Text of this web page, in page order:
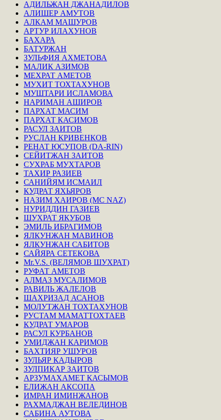
АДИЛЬЖАН ДЖАНАДИЛОВ
АЛИШЕР АМУТОВ
АЛКАМ МАШУРОВ
АРТУР ИЛАХУНОВ
БАХАРА
БАТУРЖАН
ЗУЛЬФИЯ АХМЕТОВА
МАЛИК АЗИМОВ
МЕХРАТ АМЕТОВ
МУХИТ ТОХТАХУНОВ
МУШТАРИ ИСЛАМОВА
НАРИМАН АШИРОВ
ПАРХАТ МАСИМ
ПАРХАТ КАСИМОВ
РАСУЛ ЗАИТОВ
РУСЛАН КРИВЕНКОВ
РЕНАТ ЮСУПОВ (DA-RIN)
СЕЙИТЖАН ЗАИТОВ
СУХРАБ МУХТАРОВ
ТАХИР РАЗИЕВ
САНИЙЯМ ИСМАИЛ
КУДРАТ ЯХЬЯРОВ
НАЗИМ ХАИРОВ (MC NAZ)
НУРИДДИН ГАЗИЕВ
ШУХРАТ ЯКУБОВ
ЭМИЛЬ ИБРАГИМОВ
ЯЛКУНЖАН МАВИНОВ
ЯЛКУНЖАН САБИТОВ
САЙЯРА СЕТЕКОВА
Mr.V.S. (ВЕЛЯМОВ ШУХРАТ)
РУФАТ АМЕТОВ
АЛМАЗ МУСАЛИМОВ
РАВИЛЬ ЖАЛЕЛОВ
ШАХРИЗАД АСАНОВ
МОЛУТЖАН ТОХТАХУНОВ
РУСТАМ МАМАТТОХТАЕВ
КУДРАТ УМАРОВ
РАСУЛ КУРБАНОВ
УМИДЖАН КАРИМОВ
БАХТИЯР УШУРОВ
ЗУЛЬЯР КАДЫРОВ
ЗУЛПИКАР ЗАИТОВ
АРЗУМАХАМЕТ КАСЫМОВ
ЕЛИЖАН АКСОПА
ИМРАН ИМИНЖАНОВ
РАХМАДЖАН ВЕЛЕДИНОВ
САБИНА АУТОВА